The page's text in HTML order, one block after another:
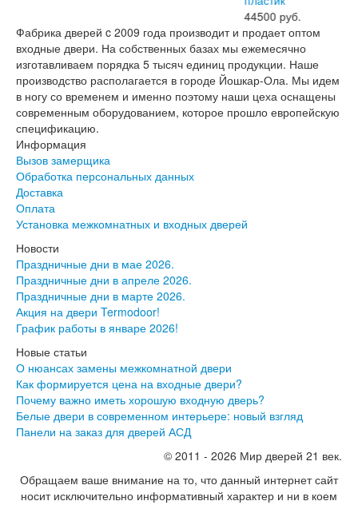
Коллекция дверей Техно
Эмаль Верда
Двери Дворецкий
Шпон Дворецкий
Эмаль Дворецкий
Двери Про
Инвизибл Про
Эмаль Про
Двери межкомнатные ВФД
Бейсик ВФД
Иннова ВФД
Классик Арт ВФД
Стокгольм ВФД
Урбан ВФД
Эмалекс ВФД
Фурнитура Adden bau
Фурнитура Bussare
Фурнитура Vantage
Фурнитура для раздвижных дверей
Распродажа
Натяжные потолки
Информация
44500 руб.
Фабрика дверей c 2009 года производит и продает оптом
входные двери. На собственных базах мы ежемесячно
изготавливаем порядка 5 тысяч единиц продукции. Наше
производство располагается в городе Йошкар-Ола. Мы идем
в ногу со временем и именно поэтому наши цеха оснащены
современным оборудованием, которое прошло европейскую
спецификацию.
Информация
Вызов замерщика
Обработка персональных данных
Доставка
Оплата
Установка межкомнатных и входных дверей
Новости
Праздничные дни в мае 2026.
Праздничные дни в апреле 2026.
Праздничные дни в марте 2026.
Акция на двери Termodoor!
График работы в январе 2026!
Новые статьи
О нюансах замены межкомнатной двери
Как формируется цена на входные двери?
Почему важно иметь хорошую входную дверь?
Белые двери в современном интерьере: новый взгляд
Панели на заказ для дверей АСД
© 2011 - 2026 Мир дверей 21 век.
Обращаем ваше внимание на то, что данный интернет сайт
носит исключительно информативный характер и ни в коем